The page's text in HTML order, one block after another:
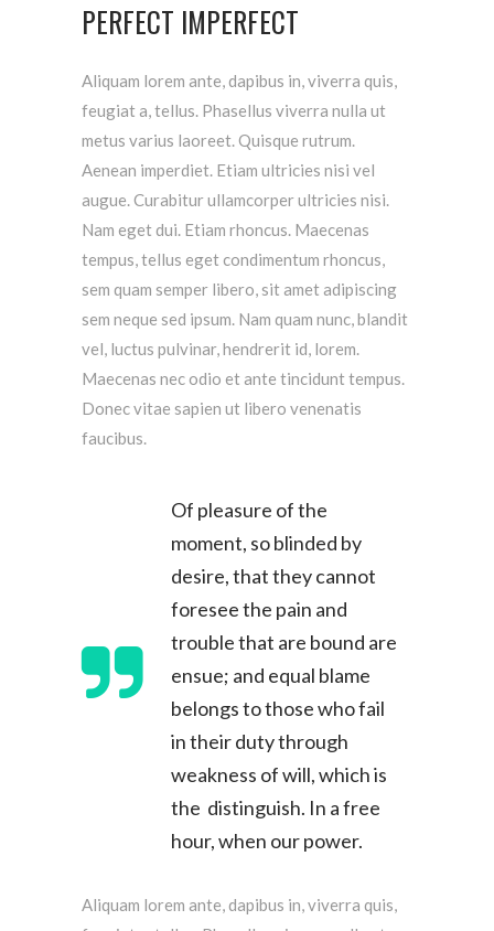
PERFECT IMPERFECT
Aliquam lorem ante, dapibus in, viverra quis,
feugiat a, tellus. Phasellus viverra nulla ut
metus varius laoreet. Quisque rutrum.
Aenean imperdiet. Etiam ultricies nisi vel
augue. Curabitur ullamcorper ultricies nisi.
Nam eget dui. Etiam rhoncus. Maecenas
tempus, tellus eget condimentum rhoncus,
sem quam semper libero, sit amet adipiscing
sem neque sed ipsum. Nam quam nunc, blandit
vel, luctus pulvinar, hendrerit id, lorem.
Maecenas nec odio et ante tincidunt tempus.
Donec vitae sapien ut libero venenatis
faucibus.
Of pleasure of the
moment, so blinded by
desire, that they cannot
foresee the pain and
trouble that are bound are
ensue; and equal blame
belongs to those who fail
in their duty through
weakness of will, which is
the distinguish. In a free
hour, when our power.
Aliquam lorem ante, dapibus in, viverra quis,